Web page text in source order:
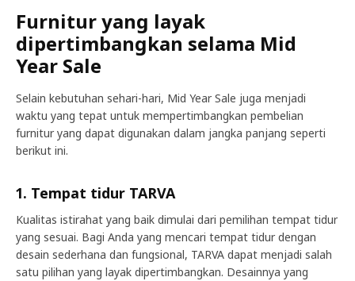
Furnitur yang layak
dipertimbangkan selama Mid
Year Sale
Selain kebutuhan sehari-hari, Mid Year Sale juga menjadi
waktu yang tepat untuk mempertimbangkan pembelian
furnitur yang dapat digunakan dalam jangka panjang seperti
berikut ini.
1. Tempat tidur TARVA
Kualitas istirahat yang baik dimulai dari pemilihan tempat tidur
yang sesuai. Bagi Anda yang mencari tempat tidur dengan
desain sederhana dan fungsional, TARVA dapat menjadi salah
satu pilihan yang layak dipertimbangkan. Desainnya yang